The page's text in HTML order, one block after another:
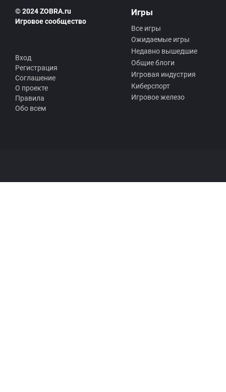
© 2024 ZOBRA.ru
Игровое сообщество
Вход
Регистрация
Соглашение
О проекте
Правила
Обо всем
Игры
Все игры
Ожидаемые игры
Недавно вышедшие
Общие блоги
Игровая индустрия
Киберспорт
Игровое железо